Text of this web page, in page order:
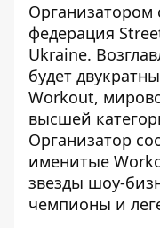
Организатором
федерация
Ukraine.
будет
Workout,
высшей
Организатор
именитые
звезды шоу-
чемпионы и